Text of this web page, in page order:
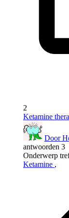
2
Ketamine
Door
antwoorden 3
Onderwerp
Ketamine ,